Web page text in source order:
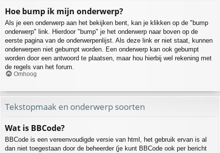
Hoe bump ik mijn onderwerp?
Als je een onderwerp aan het bekijken bent, kan je klikken op de "bump
onderwerp" link. Hierdoor "bump" je het onderwerp naar boven op de
eerste pagina van de onderwerpenlijst. Als deze link er niet staat, kunnen
onderwerpen niet gebumpt worden. Een onderwerp kan ook gebumpt
worden door een antwoord te plaatsen, maar hou hierbij wel rekening met
de regels van het forum.
Omhoog
Tekstopmaak en onderwerp soorten
Wat is BBCode?
BBCode is een vereenvoudigde versie van html, het gebruik ervan is al
dan niet toegestaan door de beheerder (je kunt BBCode ook per bericht